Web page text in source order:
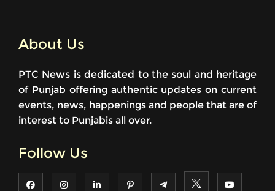
About Us
PTC News is dedicated to the soul and heritage
of Punjab offering authentic updates on current
events, news, happenings and people that are of
interest to Punjabis all over.
Follow Us